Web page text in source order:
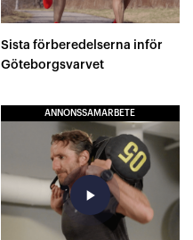
Sista förberedelserna inför
Göteborgsvarvet
ANNONSSAMARBETE
play_arrow